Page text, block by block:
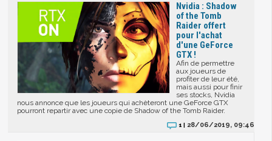
Nvidia : Shadow
of the Tomb
Raider offert
pour l'achat
d'une GeForce
GTX !
Afin de permettre
aux joueurs de
profiter de leur été,
mais aussi pour finir
ses stocks, Nvidia
nous annonce que les joueurs qui achèteront une GeForce GTX
pourront repartir avec une copie de Shadow of the Tomb Raider.
1 | 28/06/2019, 09:46